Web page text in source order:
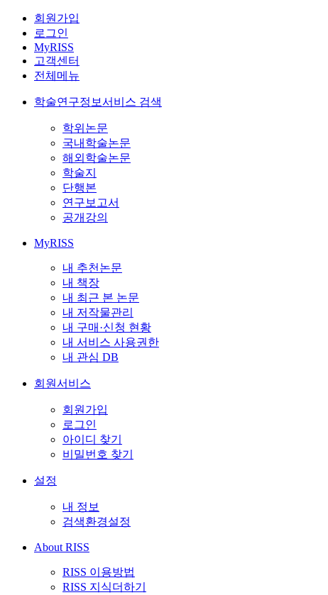
회원가입
로그인
MyRISS
고객센터
전체메뉴
학술연구정보서비스 검색
학위논문
국내학술논문
해외학술논문
학술지
단행본
연구보고서
공개강의
MyRISS
내 추천논문
내 책장
내 최근 본 논문
내 저작물관리
내 구매·신청 현황
내 서비스 사용권한
내 관심 DB
회원서비스
회원가입
로그인
아이디 찾기
비밀번호 찾기
설정
내 정보
검색환경설정
About RISS
RISS 이용방법
RISS 지식더하기